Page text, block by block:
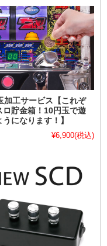
加工サービス【これぞ
ロ貯金箱！10円玉で遊
になります！】
¥6,900(税込)